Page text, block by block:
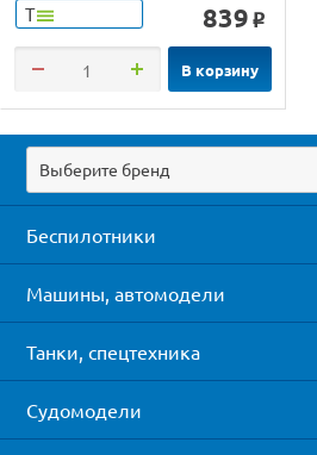
Т 839 o
В корзину
Выберите бренд
Беспилотники
Машины, автомодели
Танки, спецтехника
Судомодели